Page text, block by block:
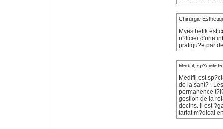
Chirurgie
Myesthetik est
n?ficier d'une
pratiqu?e par
Medifil,
Medifil est
de la sant? .
permanence
gestion de la
decins. Il est
tariat m?dical